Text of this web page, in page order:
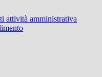
attività amministrativa